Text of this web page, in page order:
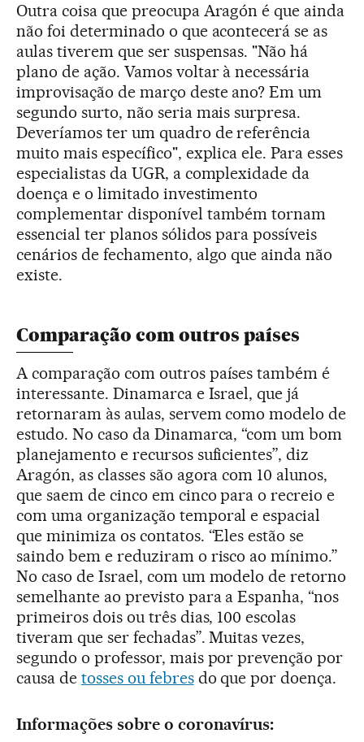
Outra coisa que preocupa Aragón é que ainda
não foi determinado o que acontecerá se as
aulas tiverem que ser suspensas. "Não há
plano de ação. Vamos voltar à necessária
improvisação de março deste ano? Em um
segundo surto, não seria mais surpresa.
Deveríamos ter um quadro de referência
muito mais específico", explica ele. Para esses
especialistas da UGR, a complexidade da
doença e o limitado investimento
complementar disponível também tornam
essencial ter planos sólidos para possíveis
cenários de fechamento, algo que ainda não
existe.
Comparação com outros países
A comparação com outros países também é
interessante. Dinamarca e Israel, que já
retornaram às aulas, servem como modelo de
estudo. No caso da Dinamarca, “com um bom
planejamento e recursos suficientes”, diz
Aragón, as classes são agora com 10 alunos,
que saem de cinco em cinco para o recreio e
com uma organização temporal e espacial
que minimiza os contatos. “Eles estão se
saindo bem e reduziram o risco ao mínimo.”
No caso de Israel, com um modelo de retorno
semelhante ao previsto para a Espanha, “nos
primeiros dois ou três dias, 100 escolas
tiveram que ser fechadas”. Muitas vezes,
segundo o professor, mais por prevenção por
causa de tosses ou febresdo que por doença.
Informações sobre o coronavírus: